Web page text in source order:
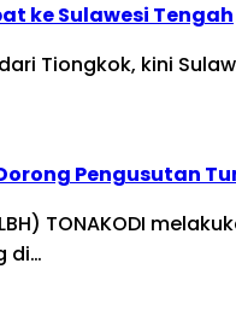
ke Sulawesi Tengah
Tiongkok, kini
Pengusutan
TONAKODI
di…